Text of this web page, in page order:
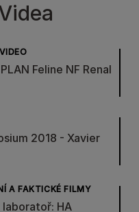
Feline NF Renal
2018 - Xavier
A FAKTICKÉ FILMY
HA